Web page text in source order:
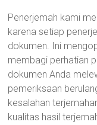
Penerjemah kami
karena setiap
dokumen. Ini
membagi perhatian
dokumen Anda
pemeriksaan
kesalahan
kualitas hasil